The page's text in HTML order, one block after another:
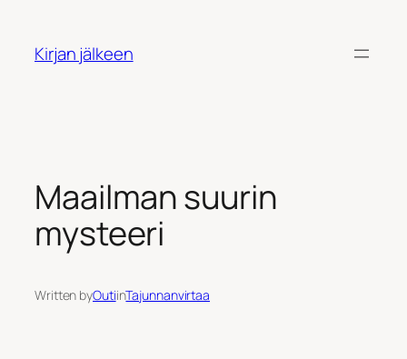
Kirjan jälkeen
Maailman suurin
mysteeri
Written byOutiinTajunnanvirtaa